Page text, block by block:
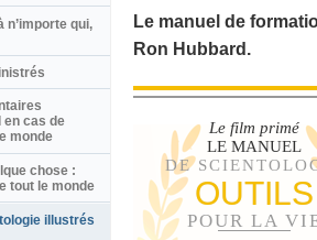
Le manuel de
Ron Hubbard.
Le film primé
LE MANUEL
DE
OUTILS
POUR LA
n’importe qui,
en cas de
monde
chose :
tout le monde
illustrés